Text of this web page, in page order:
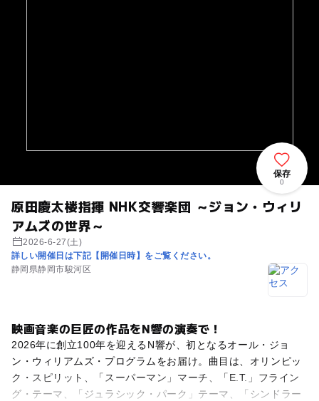
原田慶太楼指揮 NHK交響楽団 ～ジョン・ウィリ
アムズの世界～
2026-6-27(土)
詳しい開催日は下記【開催日時】をご覧ください。
静岡県静岡市駿河区
保存
0
映画音楽の巨匠の作品をN響の演奏で！
2026年に創立100年を迎えるN響が、初となるオール・ジョ
ン・ウィリアムズ・プログラムをお届け。曲目は、オリンピッ
ク・スピリット、「スーパーマン」マーチ、「E.T.」フライン
グ・テーマ、「ジュラシック・パーク」テーマ、「シンドラー